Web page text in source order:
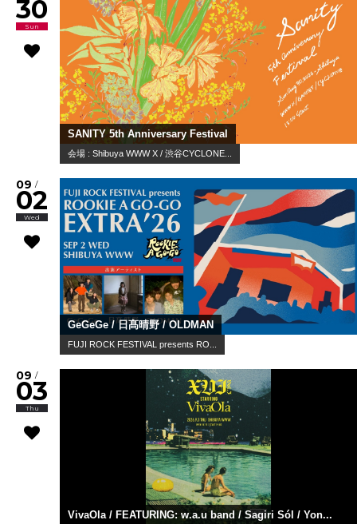
30
Sun
SANITY 5th Anniversary Festival
会場 : Shibuya WWW X / 渋谷CYCLONE...
09 /
02
Wed
GeGeGe / 日髙晴野 / OLDMAN
FUJI ROCK FESTIVAL presents RO...
09 /
03
Thu
VivaOla / FEATURING: w.a.u band / Sagiri Sól / Yon...